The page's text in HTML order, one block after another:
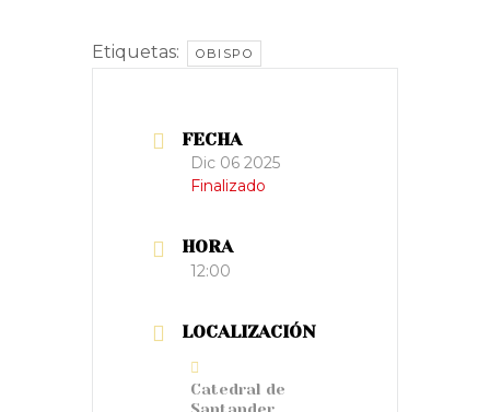
Etiquetas: OBISPO
FECHA
Dic 06 2025
Finalizado
HORA
12:00
LOCALIZACIÓN
Catedral de
Santander